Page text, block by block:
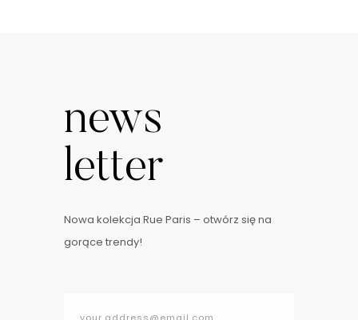
news
letter
Nowa kolekcja Rue Paris – otwórz się na
gorące trendy!